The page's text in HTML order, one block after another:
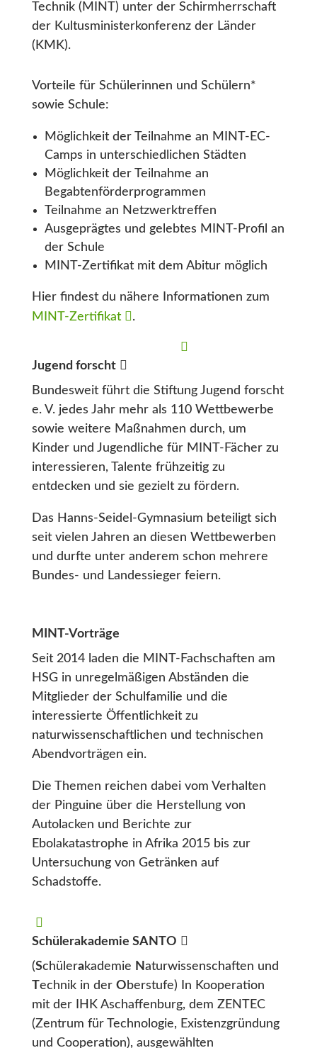
Technik (MINT) unter der Schirmherrschaft
der Kultusministerkonferenz der Länder
(KMK).
Vorteile für Schülerinnen und Schülern*
sowie Schule:
Möglichkeit der Teilnahme an MINT-EC-
Camps in unterschiedlichen Städten
Möglichkeit der Teilnahme an
Begabtenförderprogrammen
Teilnahme an Netzwerktreffen
Ausgeprägtes und gelebtes MINT-Profil an
der Schule
MINT-Zertifikat mit dem Abitur möglich
Hier findest du nähere Informationen zum
MINT-Zertifikat
.
Jugend forscht
Bundesweit führt die Stiftung Jugend forscht
e. V. jedes Jahr mehr als 110 Wettbewerbe
sowie weitere Maßnahmen durch, um
Kinder und Jugendliche für MINT-Fächer zu
interessieren, Talente frühzeitig zu
entdecken und sie gezielt zu fördern.
Das Hanns-Seidel-Gymnasium beteiligt sich
seit vielen Jahren an diesen Wettbewerben
und durfte unter anderem schon mehrere
Bundes- und Landessieger feiern.
MINT-Vorträge
Seit 2014 laden die MINT-Fachschaften am
HSG in unregelmäßigen Abständen die
Mitglieder der Schulfamilie und die
interessierte Öffentlichkeit zu
naturwissenschaftlichen und technischen
Abendvorträgen ein.
Die Themen reichen dabei vom Verhalten
der Pinguine über die Herstellung von
Autolacken und Berichte zur
Ebolakatastrophe in Afrika 2015 bis zur
Untersuchung von Getränken auf
Schadstoffe.
Schülerakademie SANTO
(Schülerakademie Naturwissenschaften und
echnik in der Oberstufe) In Kooperation
mit der IHK Aschaffenburg, dem ZENTEC
(Zentrum für Technologie, Existenzgründung
und Cooperation), ausgewählten